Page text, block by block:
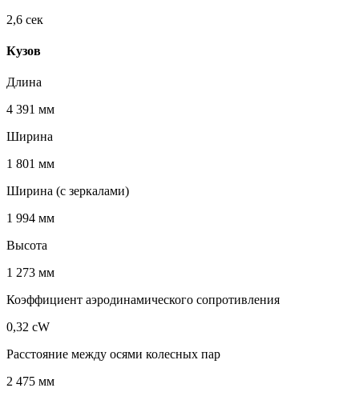
2,6 сек
Кузов
Длина
4 391 мм
Ширина
1 801 мм
Ширина (с зеркалами)
1 994 мм
Высота
1 273 мм
Коэффициент аэродинамического сопротивления
0,32 cW
Расстояние между осями колесных пар
2 475 мм